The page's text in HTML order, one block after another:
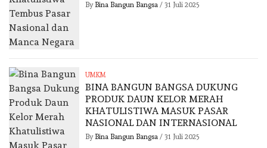
By Bina Bangun Bangsa/ 31 Juli 2025
UMKM
BINA BANGUN BANGSA DUKUNG
PRODUK DAUN KELOR MERAH
KHATULISTIWA MASUK PASAR
NASIONAL DAN INTERNASIONAL
By Bina Bangun Bangsa/ 31 Juli 2025